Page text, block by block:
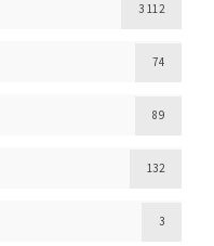
3 112
74
89
132
3